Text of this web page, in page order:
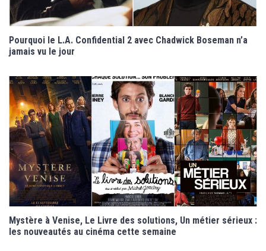
Pourquoi le L.A. Confidential 2 avec Chadwick Boseman n’a
jamais vu le jour
Mystère à Venise, Le Livre des solutions, Un métier sérieux :
les nouveautés au cinéma cette semaine